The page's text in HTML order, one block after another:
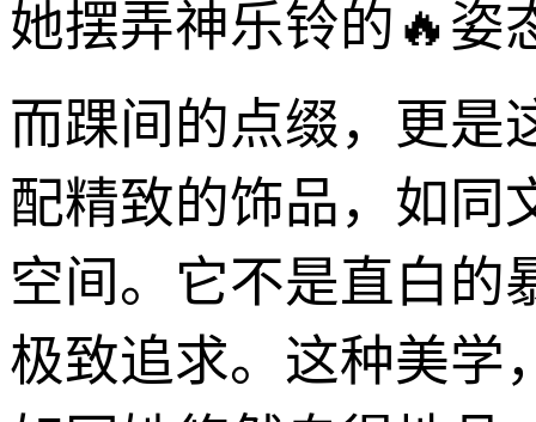
她摆弄神乐铃的🔥姿
而踝间的点缀，更是
配精致的饰品，如同
空间。它不是直白的
极致追求。这种美学